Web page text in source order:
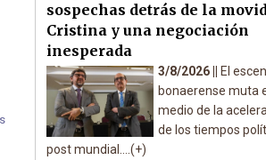
sospechas detrás de la
Cristina y una negociación
inesperada
3/8/2026 ||
El
bonaerense muta
medio de la
de los tiempos
post mundial....(+)